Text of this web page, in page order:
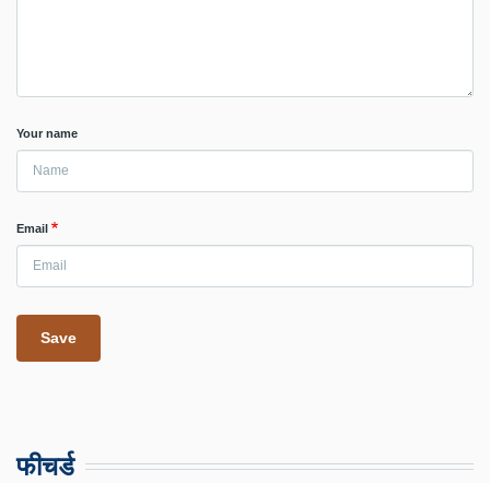
Your name
Email
फीचर्ड